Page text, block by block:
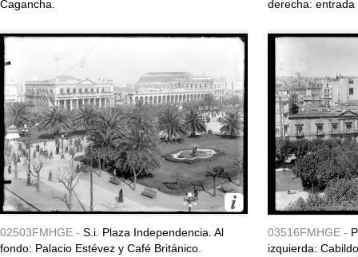
Cagancha.
derecha:
02503FMHGE - S.i. Plaza Independencia. Al
fondo: Palacio Estévez y Café Británico.
03516FMHGE -
izquierda: